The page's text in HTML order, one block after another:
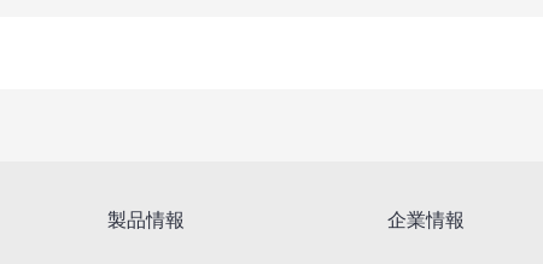
製品情報 企業情報